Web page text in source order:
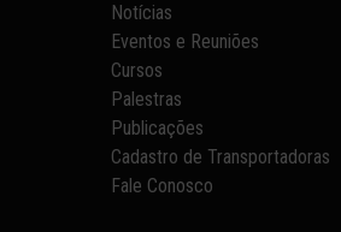
Notícias
Eventos e Reuniões
Cursos
Palestras
Publicações
Cadastro de Transportadoras
Fale Conosco